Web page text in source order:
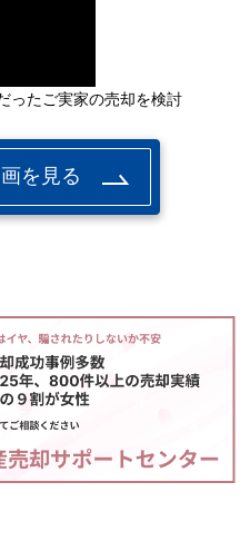
ったご実家の売却を検討
を見る